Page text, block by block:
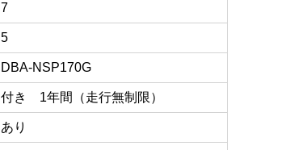
7
5
DBA-NSP170G
付き 1年間（走行無制限）
あり